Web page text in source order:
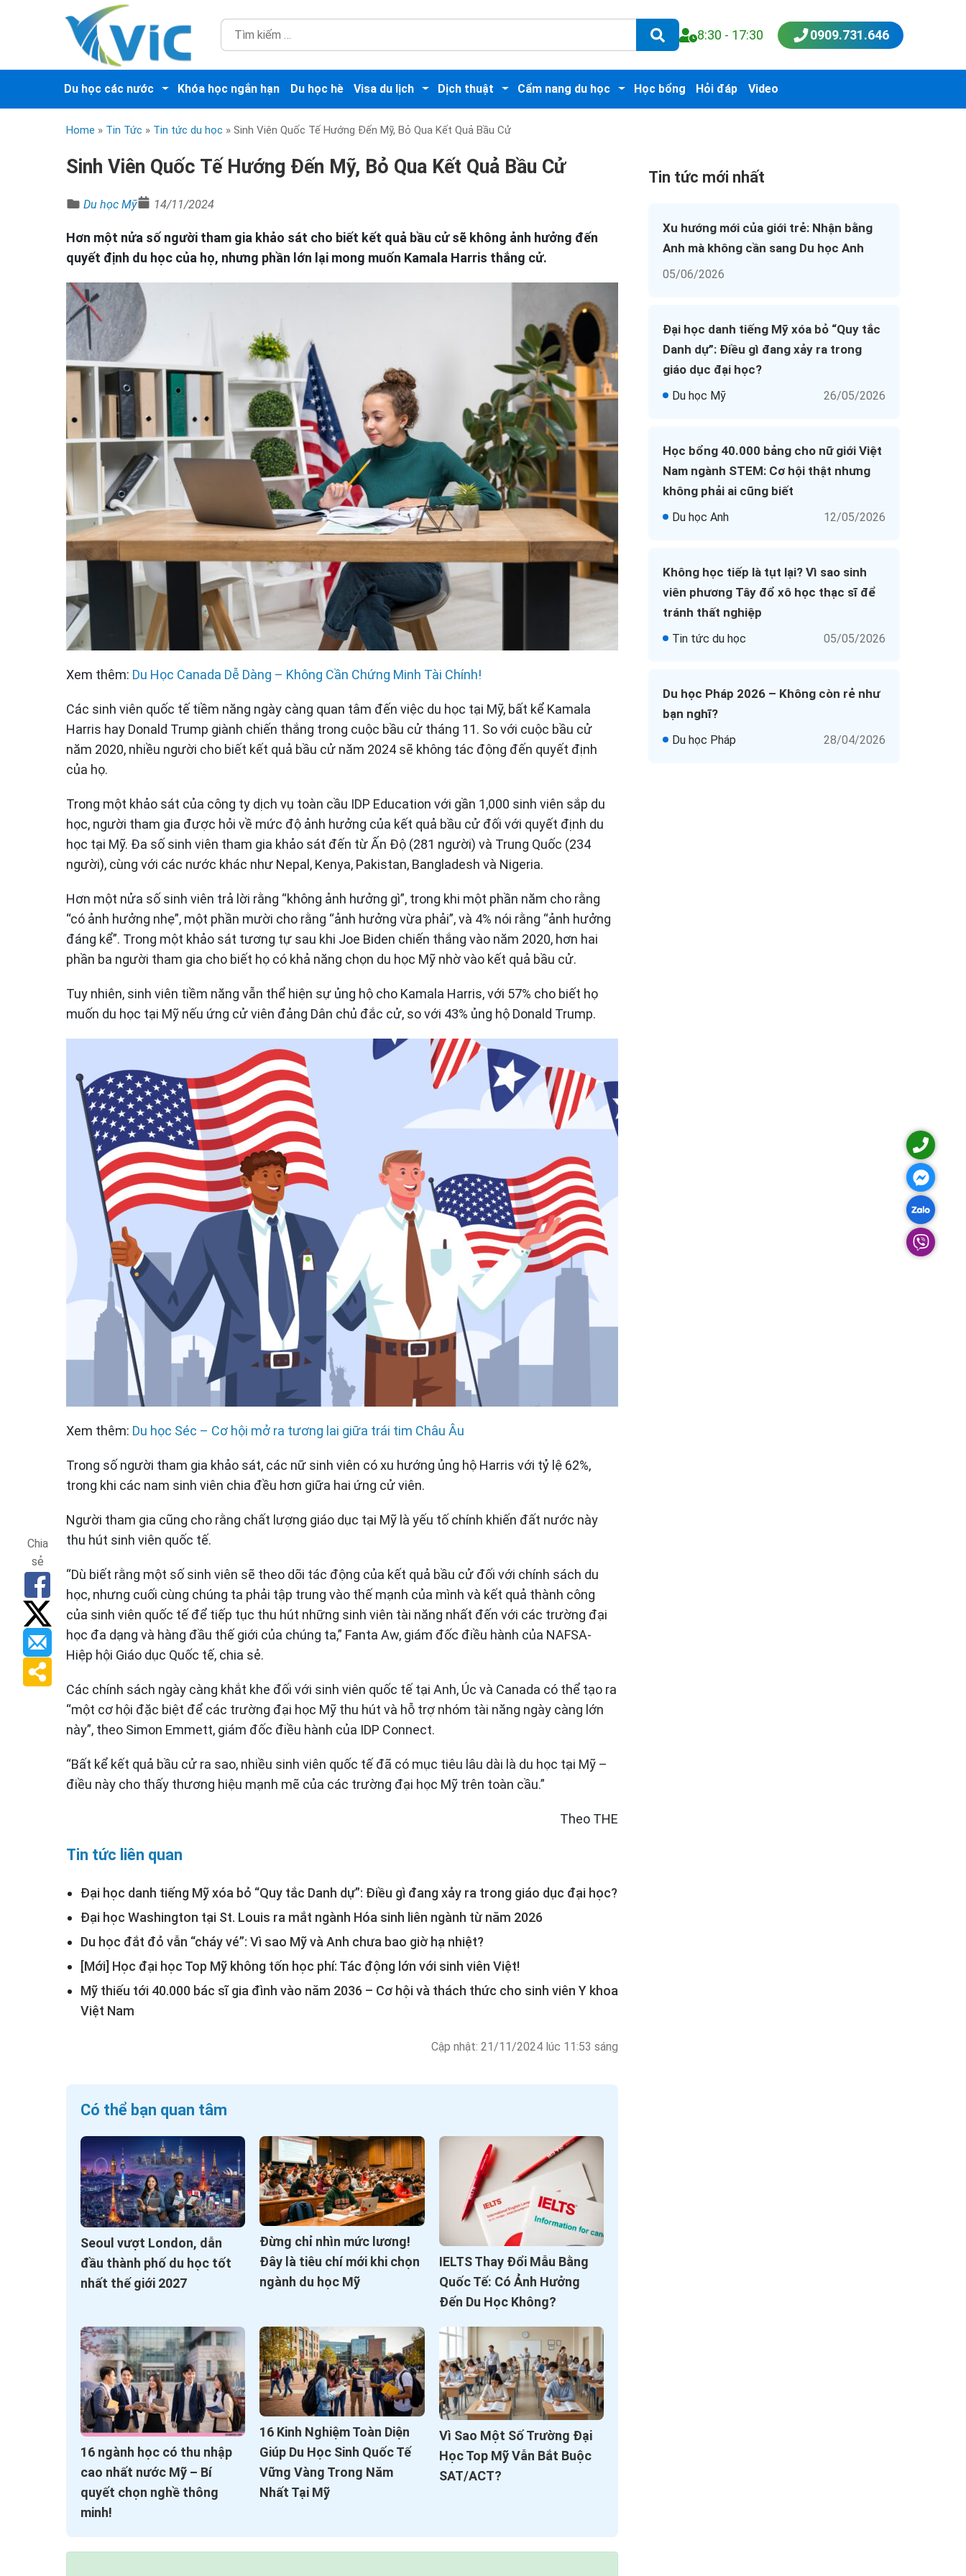
8:30 - 17:30 0909.731.646
Du học các nước Khóa học ngắn hạn Du học hè Visa du lịch Dịch thuật Cẩm nang du học Học bổng Hỏi đáp Video
Home » Tin Tức » Tin tức du học » Sinh Viên Quốc Tế Hướng Đến Mỹ, Bỏ Qua Kết Quả Bầu Cử
Sinh Viên Quốc Tế Hướng Đến Mỹ, Bỏ Qua Kết Quả Bầu Cử
Du học Mỹ 14/11/2024
Hơn một nửa số người tham gia khảo sát cho biết kết quả bầu cử sẽ không ảnh hưởng đến
quyết định du học của họ, nhưng phần lớn lại mong muốn Kamala Harris thắng cử.
Xem thêm: Du Học Canada Dễ Dàng – Không Cần Chứng Minh Tài Chính!
Các sinh viên quốc tế tiềm năng ngày càng quan tâm đến việc du học tại Mỹ, bất kể Kamala
Harris hay Donald Trump giành chiến thắng trong cuộc bầu cử tháng 11. So với cuộc bầu cử
năm 2020, nhiều người cho biết kết quả bầu cử năm 2024 sẽ không tác động đến quyết định
của họ.
Trong một khảo sát của công ty dịch vụ toàn cầu IDP Education với gần 1,000 sinh viên sắp du
học, người tham gia được hỏi về mức độ ảnh hưởng của kết quả bầu cử đối với quyết định du
học tại Mỹ. Đa số sinh viên tham gia khảo sát đến từ Ấn Độ (281 người) và Trung Quốc (234
người), cùng với các nước khác như Nepal, Kenya, Pakistan, Bangladesh và Nigeria.
Hơn một nửa số sinh viên trả lời rằng “không ảnh hưởng gì”, trong khi một phần năm cho rằng
“có ảnh hưởng nhẹ”, một phần mười cho rằng “ảnh hưởng vừa phải”, và 4% nói rằng “ảnh hưởng
đáng kể”. Trong một khảo sát tương tự sau khi Joe Biden chiến thắng vào năm 2020, hơn hai
phần ba người tham gia cho biết họ có khả năng chọn du học Mỹ nhờ vào kết quả bầu cử.
Tuy nhiên, sinh viên tiềm năng vẫn thể hiện sự ủng hộ cho Kamala Harris, với 57% cho biết họ
muốn du học tại Mỹ nếu ứng cử viên đảng Dân chủ đắc cử, so với 43% ủng hộ Donald Trump.
Xem thêm: Du học Séc – Cơ hội mở ra tương lai giữa trái tim Châu Âu
Trong số người tham gia khảo sát, các nữ sinh viên có xu hướng ủng hộ Harris với tỷ lệ 62%,
trong khi các nam sinh viên chia đều hơn giữa hai ứng cử viên.
Người tham gia cũng cho rằng chất lượng giáo dục tại Mỹ là yếu tố chính khiến đất nước này
thu hút sinh viên quốc tế.
“Dù biết rằng một số sinh viên sẽ theo dõi tác động của kết quả bầu cử đối với chính sách du
học, nhưng cuối cùng chúng ta phải tập trung vào thế mạnh của mình và kết quả thành công
của sinh viên quốc tế để tiếp tục thu hút những sinh viên tài năng nhất đến với các trường đại
học đa dạng và hàng đầu thế giới của chúng ta,” Fanta Aw, giám đốc điều hành của NAFSA-
Hiệp hội Giáo dục Quốc tế, chia sẻ.
Các chính sách ngày càng khắt khe đối với sinh viên quốc tế tại Anh, Úc và Canada có thể tạo ra
“một cơ hội đặc biệt để các trường đại học Mỹ thu hút và hỗ trợ nhóm tài năng ngày càng lớn
này”, theo Simon Emmett, giám đốc điều hành của IDP Connect.
“Bất kể kết quả bầu cử ra sao, nhiều sinh viên quốc tế đã có mục tiêu lâu dài là du học tại Mỹ –
điều này cho thấy thương hiệu mạnh mẽ của các trường đại học Mỹ trên toàn cầu.”
Theo THE
Tin tức liên quan
Đại học danh tiếng Mỹ xóa bỏ “Quy tắc Danh dự”: Điều gì đang xảy ra trong giáo dục đại học?
Đại học Washington tại St. Louis ra mắt ngành Hóa sinh liên ngành từ năm 2026
Du học đắt đỏ vẫn “cháy vé”: Vì sao Mỹ và Anh chưa bao giờ hạ nhiệt?
[Mới] Học đại học Top Mỹ không tốn học phí: Tác động lớn với sinh viên Việt!
Mỹ thiếu tới 40.000 bác sĩ gia đình vào năm 2036 – Cơ hội và thách thức cho sinh viên Y khoa
Việt Nam
Cập nhật: 21/11/2024 lúc 11:53 sáng
Chia
sẻ
Có thể bạn quan tâm
Seoul vượt London, dẫn
đầu thành phố du học tốt
nhất thế giới 2027
Đừng chỉ nhìn mức lương!
Đây là tiêu chí mới khi chọn
ngành du học Mỹ
IELTS Thay Đổi Mẫu Bằng
Quốc Tế: Có Ảnh Hưởng
Đến Du Học Không?
16 ngành học có thu nhập
cao nhất nước Mỹ – Bí
quyết chọn nghề thông
minh!
16 Kinh Nghiệm Toàn Diện
Giúp Du Học Sinh Quốc Tế
Vững Vàng Trong Năm
Nhất Tại Mỹ
Vì Sao Một Số Trường Đại
Học Top Mỹ Vẫn Bắt Buộc
SAT/ACT?
Tin tức mới nhất
Xu hướng mới của giới trẻ: Nhận bằng
Anh mà không cần sang Du học Anh
05/06/2026
Đại học danh tiếng Mỹ xóa bỏ “Quy tắc
Danh dự”: Điều gì đang xảy ra trong
giáo dục đại học?
Du học Mỹ 26/05/2026
Học bổng 40.000 bảng cho nữ giới Việt
Nam ngành STEM: Cơ hội thật nhưng
không phải ai cũng biết
Du học Anh 12/05/2026
Không học tiếp là tụt lại? Vì sao sinh
viên phương Tây đổ xô học thạc sĩ để
tránh thất nghiệp
Tin tức du học 05/05/2026
Du học Pháp 2026 – Không còn rẻ như
bạn nghĩ?
Du học Pháp 28/04/2026